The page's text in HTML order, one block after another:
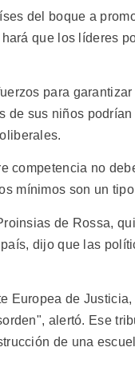
del boque a
que los líderes
para
de sus niños
competencia no
mínimos son un
de Rossa,
dijo que las
Europea de
alertó. Ese
de una